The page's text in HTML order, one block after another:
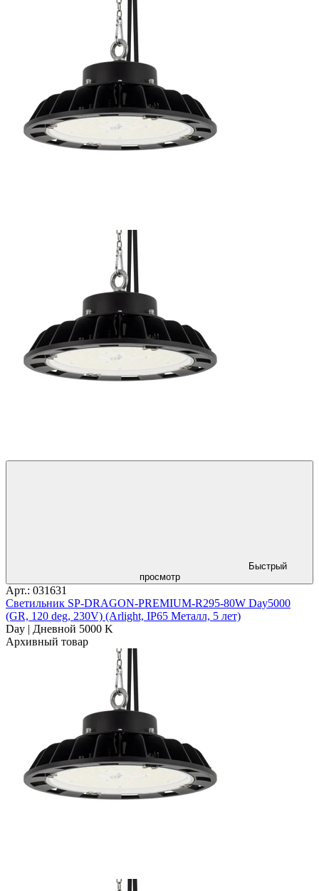
Быстрый
просмотр
Арт.: 031631
Светильник SP-DRAGON-PREMIUM-R295-80W Day5000
(GR, 120 deg, 230V) (Arlight, IP65 Металл, 5 лет)
Day | Дневной 5000 K
Архивный товар